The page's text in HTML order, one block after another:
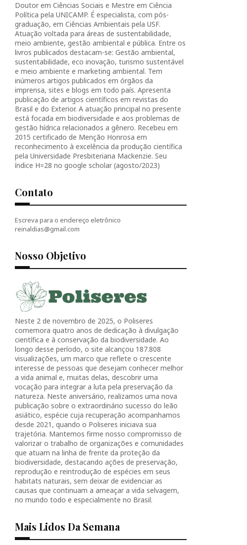
Doutor em Ciências Sociais e Mestre em Ciência
Política pela UNICAMP. É especialista, com pós-
graduação, em Ciências Ambientais pela USF.
Atuação voltada para áreas de sustentabilidade,
meio ambiente, gestão ambiental e pública. Entre os
livros publicados destacam-se: Gestão ambiental,
sustentabilidade, eco inovação, turismo sustentável
e meio ambiente e marketing ambiental. Tem
inúmeros artigos publicados em órgãos da
imprensa, sites e blogs em todo país. Apresenta
publicação de artigos científicos em revistas do
Brasil e do Exterior. A atuação principal no presente
está focada em biodiversidade e aos problemas de
gestão hídrica relacionados a gênero. Recebeu em
2015 certificado de Menção Honrosa em
reconhecimento à excelência da produção científica
pela Universidade Presbiteriana Mackenzie. Seu
índice H=28 no google scholar (agosto/2023)
Contato
Escreva para o endereço eletrônico
reinaldias@gmail.com
Nosso Objetivo
Neste 2 de novembro de 2025, o Poliseres
comemora quatro anos de dedicação à divulgação
científica e à conservação da biodiversidade. Ao
longo desse período, o site alcançou 187.808
visualizações, um marco que reflete o crescente
interesse de pessoas que desejam conhecer melhor
a vida animal e, muitas delas, descobrir uma
vocação para integrar a luta pela preservação da
natureza. Neste aniversário, realizamos uma nova
publicação sobre o extraordinário sucesso do leão
asiático, espécie cuja recuperação acompanhamos
desde 2021, quando o Poliseres iniciava sua
trajetória. Mantemos firme nosso compromisso de
valorizar o trabalho de organizações e comunidades
que atuam na linha de frente da proteção da
biodiversidade, destacando ações de preservação,
reprodução e reintrodução de espécies em seus
habitats naturais, sem deixar de evidenciar as
causas que continuam a ameaçar a vida selvagem,
no mundo todo e especialmente no Brasil.
Mais Lidos Da Semana